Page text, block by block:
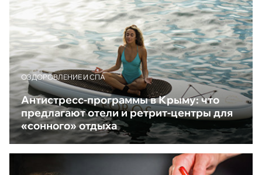
ОЗДОРОВЛЕНИЕ И СПА
Антистресс-программы в Крыму: что
предлагают отели и ретрит-центры для
«сонного» отдыха